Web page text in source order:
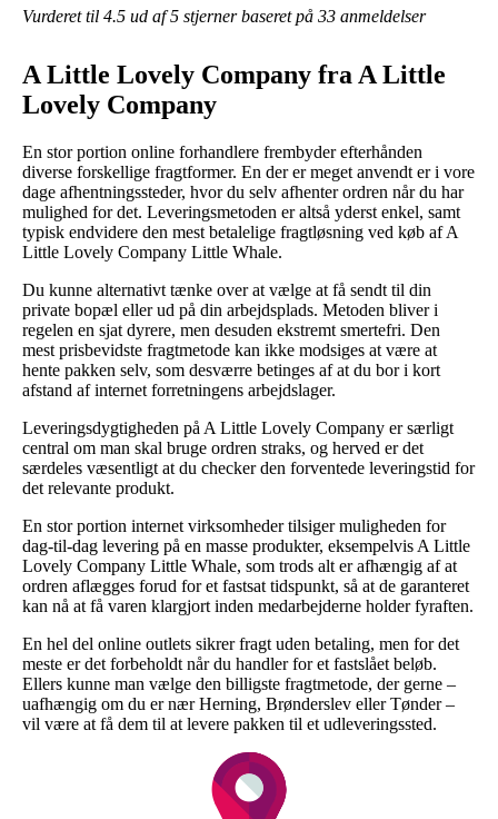
Vurderet til 4.5 ud af 5 stjerner baseret på 33 anmeldelser
A Little Lovely Company fra A Little
Lovely Company
En stor portion online forhandlere frembyder efterhånden
diverse forskellige fragtformer. En der er meget anvendt er i vore
dage afhentningssteder, hvor du selv afhenter ordren når du har
mulighed for det. Leveringsmetoden er altså yderst enkel, samt
typisk endvidere den mest betalelige fragtløsning ved køb af A
Little Lovely Company Little Whale.
Du kunne alternativt tænke over at vælge at få sendt til din
private bopæl eller ud på din arbejdsplads. Metoden bliver i
regelen en sjat dyrere, men desuden ekstremt smertefri. Den
mest prisbevidste fragtmetode kan ikke modsiges at være at
hente pakken selv, som desværre betinges af at du bor i kort
afstand af internet forretningens arbejdslager.
Leveringsdygtigheden på A Little Lovely Company er særligt
central om man skal bruge ordren straks, og herved er det
særdeles væsentligt at du checker den forventede leveringstid for
det relevante produkt.
En stor portion internet virksomheder tilsiger muligheden for
dag-til-dag levering på en masse produkter, eksempelvis A Little
Lovely Company Little Whale, som trods alt er afhængig af at
ordren aflægges forud for et fastsat tidspunkt, så at de garanteret
kan nå at få varen klargjort inden medarbejderne holder fyraften.
En hel del online outlets sikrer fragt uden betaling, men for det
meste er det forbeholdt når du handler for et fastslået beløb.
Ellers kunne man vælge den billigste fragtmetode, der gerne –
uafhængig om du er nær Herning, Brønderslev eller Tønder –
vil være at få dem til at levere pakken til et udleveringssted.